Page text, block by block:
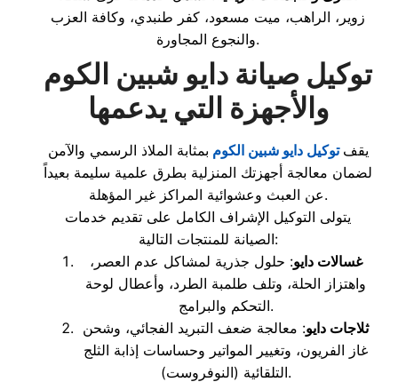
زوير، الراهب، ميت مسعود، كفر طنبدي، وكافة العزب
والنجوع المجاورة.
توكيل صيانة دايو شبين الكوم
والأجهزة التي يدعمها
يقف توكيل دايو شبين الكوم بمثابة الملاذ الرسمي والآمن
لضمان معالجة أجهزتك المنزلية بطرق علمية سليمة بعيداً
عن العبث وعشوائية المراكز غير المؤهلة.
يتولى التوكيل الإشراف الكامل على تقديم خدمات
الصيانة للمنتجات التالية:
غسالات دايو: حلول جذرية لمشاكل عدم العصر،
واهتزاز الحلة، وتلف طلمبة الطرد، وأعطال لوحة
التحكم والبرامج.
ثلاجات دايو: معالجة ضعف التبريد الفجائي، وشحن
غاز الفريون، وتغيير المواتير وحساسات إذابة الثلج
التلقائية (النوفروست).